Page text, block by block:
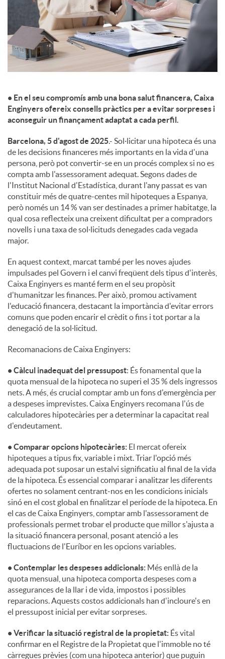
o
n
t
i
n
g
u
t
s
• En el seu compromís amb una bona salut financera, Caixa
Enginyers ofereix consells pràctics per a evitar sorpreses i
aconseguir un finançament adaptat a cada perfil.
Barcelona, 5 d'agost de 2025.- Sol·licitar una hipoteca és una
de les decisions financeres més importants en la vida d'una
persona, però pot convertir-se en un procés complex si no es
compta amb l'assessorament adequat. Segons dades de
l'Institut Nacional d'Estadística, durant l'any passat es van
constituir més de quatre-centes mil hipoteques a Espanya,
però només un 14 % van ser destinades a primer habitatge, la
qual cosa reflecteix una creixent dificultat per a compradors
novells i una taxa de sol·licituds denegades cada vegada
major.
En aquest context, marcat també per les noves ajudes
impulsades pel Govern i el canvi freqüent dels tipus d'interès,
Caixa Enginyers es manté ferm en el seu propòsit
d'humanitzar les finances. Per això, promou activament
l'educació financera, destacant la importància d'evitar errors
comuns que poden encarir el crèdit o fins i tot portar a la
denegació de la sol·licitud.
Recomanacions de Caixa Enginyers:
• Càlcul inadequat del pressupost: És fonamental que la
quota mensual de la hipoteca no superi el 35 % dels ingressos
nets. A més, és crucial comptar amb un fons d'emergència per
a despeses imprevistes. Caixa Enginyers recomana l'ús de
calculadores hipotecàries per a determinar la capacitat real
d'endeutament.
• Comparar opcions hipotecàries: El mercat ofereix
hipoteques a tipus fix, variable i mixt. Triar l'opció més
adequada pot suposar un estalvi significatiu al final de la vida
de la hipoteca. És essencial comparar i analitzar les diferents
ofertes no solament centrant-nos en les condicions inicials
sinó en el cost global en finalitzar el període de la hipoteca. En
el cas de Caixa Enginyers, comptar amb l'assessorament de
professionals permet trobar el producte que millor s'ajusta a
la situació financera personal, posant atenció a les
fluctuacions de l'Euríbor en les opcions variables.
• Contemplar les despeses addicionals: Més enllà de la
quota mensual, una hipoteca comporta despeses com a
assegurances de la llar i de vida, impostos i possibles
reparacions. Aquests costos addicionals han d'incloure's en
el pressupost inicial per evitar sorpreses.
• Verificar la situació registral de la propietat: És vital
confirmar en el Registre de la Propietat que l'immoble no té
càrregues prèvies (com una hipoteca anterior) que puguin